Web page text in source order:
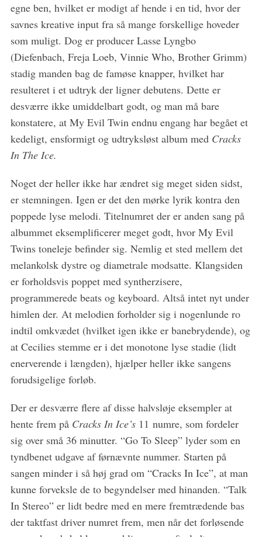
egne ben, hvilket er modigt af hende i en tid, hvor der
savnes kreative input fra så mange forskellige hoveder
som muligt. Dog er producer Lasse Lyngbo
(Diefenbach, Freja Loeb, Vinnie Who, Brother Grimm)
stadig manden bag de famøse knapper, hvilket har
resulteret i et udtryk der ligner debutens. Dette er
desværre ikke umiddelbart godt, og man må bare
konstatere, at My Evil Twin endnu engang har begået et
kedeligt, ensformigt og udtryksløst album med Cracks
In The Ice.
Noget der heller ikke har ændret sig meget siden sidst,
er stemningen. Igen er det den mørke lyrik kontra den
poppede lyse melodi. Titelnumret der er anden sang på
albummet eksemplificerer meget godt, hvor My Evil
Twins toneleje befinder sig. Nemlig et sted mellem det
melankolsk dystre og diametrale modsatte. Klangsiden
er forholdsvis poppet med syntherzisere,
programmerede beats og keyboard. Altså intet nyt under
himlen der. At melodien forholder sig i nogenlunde ro
indtil omkvædet (hvilket igen ikke er banebrydende), og
at Cecilies stemme er i det monotone lyse stadie (lidt
enerverende i længden), hjælper heller ikke sangens
forudsigelige forløb.
Der er desværre flere af disse halvsløje eksempler at
hente frem på Cracks In Ice’s 11 numre, som fordeler
sig over små 36 minutter. “Go To Sleep” lyder som en
tyndbenet udgave af førnævnte nummer. Starten på
sangen minder i så høj grad om “Cracks In Ice”, at man
kunne forveksle de to begyndelser med hinanden. “Talk
In Stereo” er lidt bedre med en mere fremtrædende bas
der taktfast driver numret frem, men når det forløsende
S
e
a
r
h
f
o
r